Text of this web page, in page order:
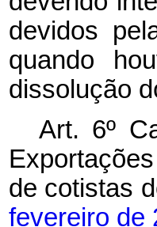
devidos
quando
dissolução
Art. 6º
de cotistas
fevereiro de